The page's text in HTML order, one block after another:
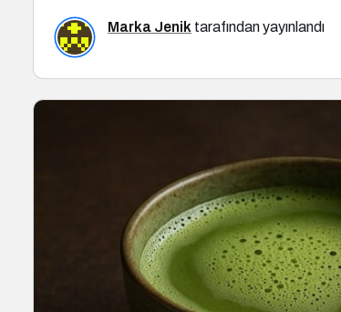
Marka Jenik tarafından yayınlandı